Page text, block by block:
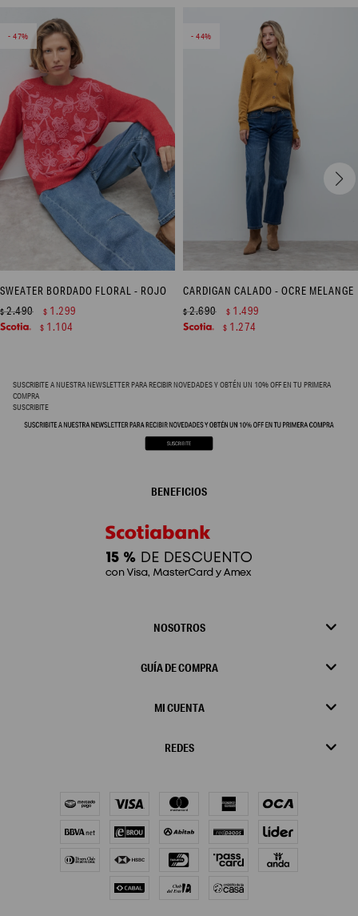
47
SWEATER BORDADO FLORAL - ROJO
$2.490 $ 1.299
$ 1.104
44
CARDIGAN CALADO - OCRE MELANGE
$2.690 $ 1.499
$ 1.274
SUSCRIBITE A NUESTRA NEWSLETTER PARA RECIBIR NOVEDADES Y OBTÉN UN 10% OFF EN TU PRIMERA
COMPRA
SUSCRIBITE
NOSOTROS
GUÍA DE COMPRA
MI CUENTA
REDES
BENEFICIOS